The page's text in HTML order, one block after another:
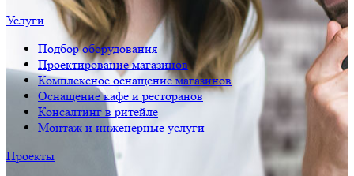
Услуги
Подбор оборудования
Проектирование магазинов
Комплексное оснащение магазинов
Оснащение кафе и ресторанов
Консалтинг в ритейле
Монтаж и инженерные услуги
Проекты